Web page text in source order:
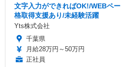
文字入力ができればOK!/WEBペ
格取得支援あり/未経験活躍
Yts株式会社
千葉県
月給28万円～50万円
正社員